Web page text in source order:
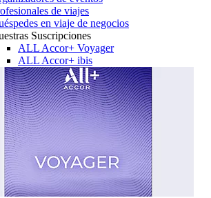
de viajes
en viaje de negocios
Suscripciones
ALL Accor+ Voyager
ALL Accor+ ibis